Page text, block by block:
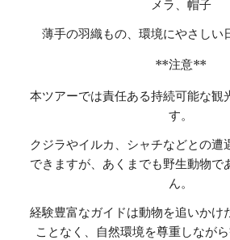
メラ、帽子
薄手の羽織もの、環境にやさしい
**注意**
本ツアーでは責任ある持続可能な観
す。
クジラやイルカ、シャチなどとの遭
できますが、あくまでも野生動物で
ん。
経験豊富なガイドは動物を追いかけ
ことなく、自然環境を尊重しながら